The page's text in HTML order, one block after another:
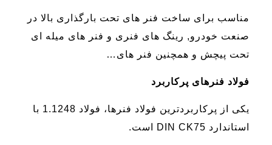
مناسب برای ساخت فنر های تحت بارگذاری بالا در
صنعت خودرو, رینگ های فنری و فنر های میله ای
تحت پیچش و همچنین فنر های…
فولاد فنرهای پرکاربرد
یکی از پرکاربردترین فولاد فنرها، فولاد 1.1248 با
استاندارد DIN CK75 است.